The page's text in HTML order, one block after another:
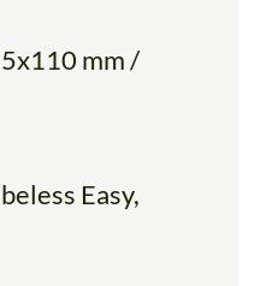
mm /
Easy,